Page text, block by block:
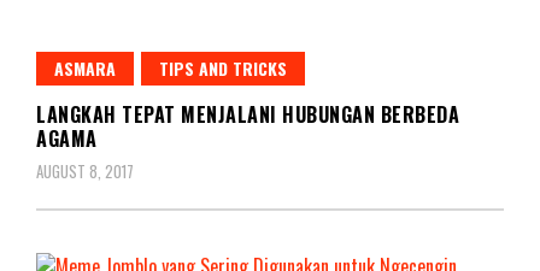
ASMARA TIPS AND TRICKS
LANGKAH TEPAT MENJALANI HUBUNGAN BERBEDA
AGAMA
AUGUST 8, 2017